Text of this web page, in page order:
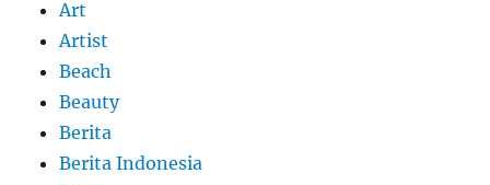
Art
Artist
Beach
Beauty
Berita
Berita Indonesia